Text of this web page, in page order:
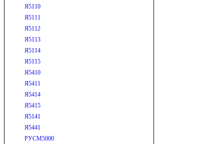
Я5110
Я5111
Я5112
Я5113
Я5114
Я5115
Я5410
Я5411
Я5414
Я5415
Я5141
Я5441
РУСМ5000